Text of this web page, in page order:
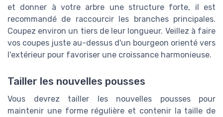
et donner à votre arbre une structure forte, il est
recommandé de raccourcir les branches principales.
Coupez environ un tiers de leur longueur. Veillez à faire
vos coupes juste au-dessus d'un bourgeon orienté vers
l'extérieur pour favoriser une croissance harmonieuse.
Tailler les nouvelles pousses
Vous devrez tailler les nouvelles pousses pour
maintenir une forme régulière et contenir la taille de